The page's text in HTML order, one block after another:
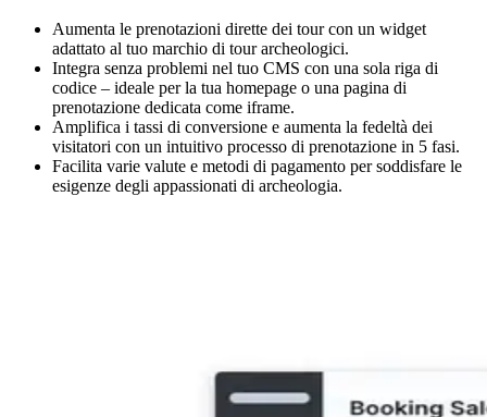
Aumenta le prenotazioni dirette dei tour con un widget
adattato al tuo marchio di tour archeologici.
Integra senza problemi nel tuo CMS con una sola riga di
codice – ideale per la tua homepage o una pagina di
prenotazione dedicata come iframe.
Amplifica i tassi di conversione e aumenta la fedeltà dei
visitatori con un intuitivo processo di prenotazione in 5 fasi.
Facilita varie valute e metodi di pagamento per soddisfare le
esigenze degli appassionati di archeologia.